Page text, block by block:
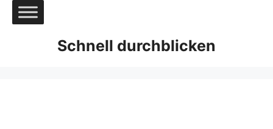
Zum
Inhalt
Schnell durchblicken